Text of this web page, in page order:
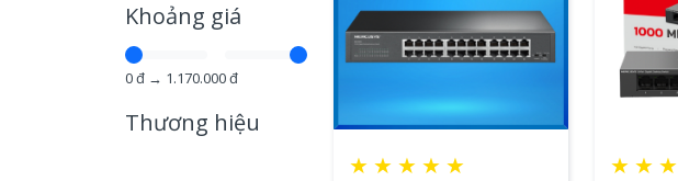
Khoảng giá
0đ → 1.170.000đ
Thương hiệu
★ ★ ★ ★ ★ ★ ★ ★